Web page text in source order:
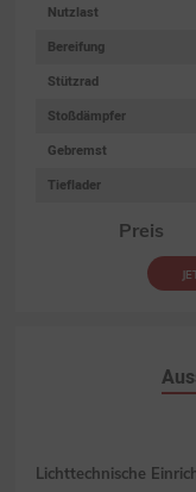
Nutzlast
Bereifung
Stützrad
Stoßdämpfer
Gebremst
Tieflader
Preis
Lichttechnische